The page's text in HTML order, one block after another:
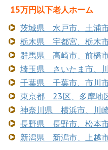
15万円以下老人ホーム
茨城県 水戸市、土浦
栃木県 宇都宮、栃木
群馬県 高崎市、前橋
埼玉県 さいたま市、
千葉県 千葉市、市川
東京都 23区、多摩地
神奈川県 横浜市、川
長野県 長野市、松本
新潟県 新潟市、上越